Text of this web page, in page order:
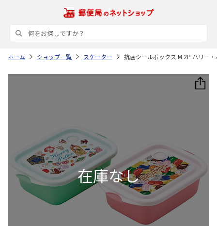
ホーム ショップ一覧 スケーター 抗菌シールボックス M 2P ハリー